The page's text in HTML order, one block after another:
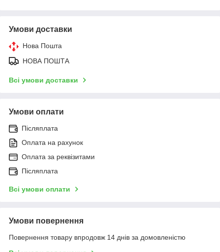
Умови доставки
Нова Пошта
НОВА ПОШТА
Всі умови доставки
Умови оплати
Післяплата
Оплата на рахунок
Оплата за реквізитами
Післяплата
Всі умови оплати
Умови повернення
Повернення товару впродовж 14 днів за домовленістю